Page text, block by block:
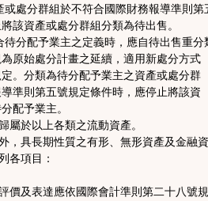
處分群組於不符合國際財務報導準則第
資產或處分群組分類為待出售。
分配予業主之定義時，應自待出售重分
始處分計畫之延續，適用新處分方式
分類為待分配予業主之資產或處分群
則第五號規定條件時，應停止將該資
予業主。
屬於以上各類之流動資產。
，具長期性質之有形、無形資產及金融
各項目：
價及表達應依國際會計準則第二十八號